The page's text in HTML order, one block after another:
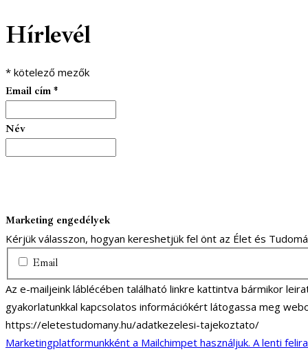
Hírlevél
* kötelező mezők
Email cím *
Név
Marketing engedélyek
Kérjük válasszon, hogyan kereshetjük fel önt az Élet és
Email
Az e-mailjeink láblécében található linkre kattintva bármikor
gyakorlatunkkal kapcsolatos információkért látogassa meg
https://eletestudomany.hu/adatkezelesi-tajekoztato/
Marketingplatformunkként a Mailchimpet használjuk. A lenti